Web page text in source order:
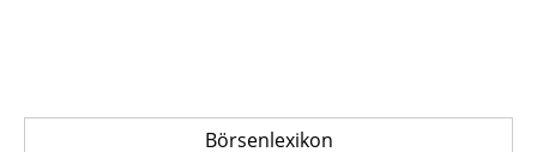
Börsenlexikon